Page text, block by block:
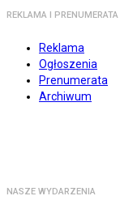
REKLAMA I PRENUMERATA
Reklama
Ogłoszenia
Prenumerata
Archiwum
NASZE WYDARZENIA